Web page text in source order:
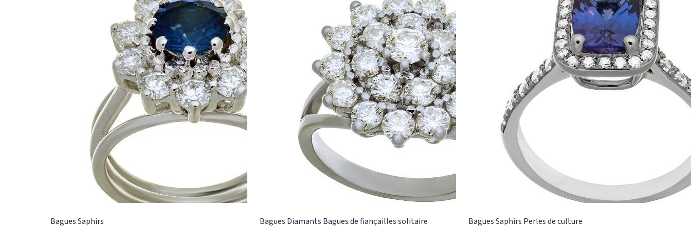
irrésistible à cette bague et fait de cette pièce de
joaillerie un modèle intemporel. Poids d'or : 6,60
grammesRef : AR1337Cette bague est fabriquée
dans notre atelier de joaillerie à Paris selon les
méthodes traditionnelles de la joaillerie. Or-
Gemmes 127,rue du Temple 75003 Paris Tel : 01
embellira vos soirées. La partie pendante peut se
retirer et les boucles deviennent alors une paire
de puces diamants, facile à porter pour un usage
quotidien. Ref : AS1295 Ces boucles ont été
fabriquées dans notre atelier à Paris selon les
méthodes traditionnelles de la joaillerie. Or-
Gemmes 127, rue du Temple 75003 Paris Tel: 01
relativement classique et facile à porter pour un
usage quotidien. Le corps fourche lui donne une
légèreté qui permet la mise en valeur de la pierre
centrale. 40 diamants repartis sur le corps
rehaussent également l'éclat de l'améthyste.
Cette bague a été fabriquée dans notre atelier
selon les méthodes traditionnelles de la
joaillerie. Or-Gemmes 127, rue du Temple 75003
Bagues Saphirs Bagues Diamants Bagues de fiançailles solitaire BaguesSaphirs Perles de culture